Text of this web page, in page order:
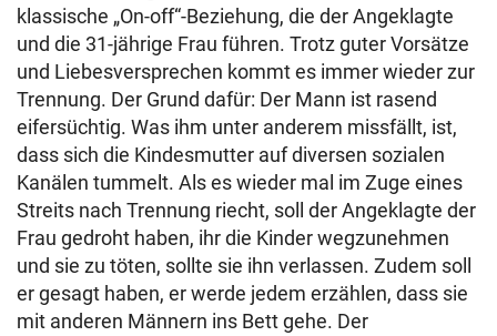
klassische „On-off“-Beziehung, die der Angeklagte
und die 31-jährige Frau führen. Trotz guter Vorsätze
und Liebesversprechen kommt es immer wieder zur
Trennung. Der Grund dafür: Der Mann ist rasend
eifersüchtig. Was ihm unter anderem missfällt, ist,
dass sich die Kindesmutter auf diversen sozialen
Kanälen tummelt. Als es wieder mal im Zuge eines
Streits nach Trennung riecht, soll der Angeklagte der
Frau gedroht haben, ihr die Kinder wegzunehmen
und sie zu töten, sollte sie ihn verlassen. Zudem soll
er gesagt haben, er werde jedem erzählen, dass sie
mit anderen Männern ins Bett gehe. Der